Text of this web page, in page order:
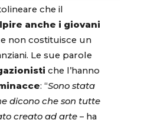
che il
anche i giovani
non costituisce un
Le sue parole
che l’hanno
: “Sono stata
dicono che son tutte
creato ad arte – ha